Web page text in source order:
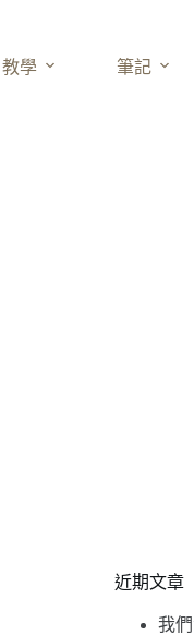
教學 筆記
近期文章
我